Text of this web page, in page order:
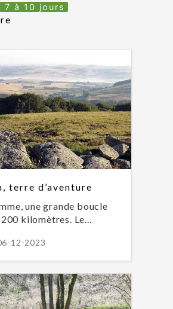
7 à 10 jours
terre d’aventure
une grande boucle
kilomètres. Le...
12-2023